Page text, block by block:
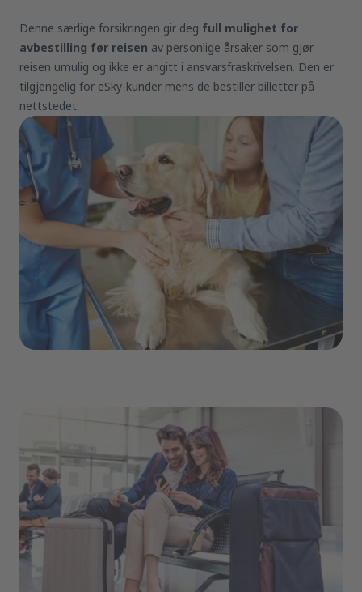
Denne særlige forsikringen gir deg full mulighet for
avbestilling før reisen av personlige årsaker som gjør
reisen umulig og ikke er angitt i ansvarsfraskrivelsen. Den er
tilgjengelig for eSky-kunder mens de bestiller billetter på
nettstedet.